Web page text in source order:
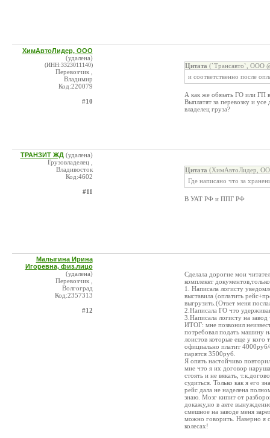
ХимАвтоЛидер, ООО
(удалена)
(ИНН:3323011140)
Перевозчик ,
Владимир
Код:220079
#10
Цитата (`Трансавто`, ООО
и соответственно после
А как же обязать ГО или ГП
Выплатят за перевозку и
владелец груза?
ТРАНЗИТ ЖД (удалена)
Грузовладелец ,
Владивосток
Код:4602
#11
Цитата (ХимАвтоЛидер,
Где написано что за
В УАТ РФ и ППГ РФ
Малыгина Ирина
Игоревна, физ.лицо
(удалена)
Перевозчик ,
Волгоград
Код:2357313
#12
Сделала дорогие мои
комплеккт
1. Написала логисту
выставила (оплатить
выгрузить.(Ответ меня
2.Написала ГО что
3.Написала логисту на завод
ИТОГ: мне позвонил
потребовал подать машину
лоистов которые еще у кого
официально платит
парятся 3500руб.
Я опять настойчиво
мне что я их договор
стоять и не вякать,
судиться. Только как я его
рейс дала не наделена
знаю. Мозг кипит от
докажу,но в акте
смешное на заводе меня
можно говорить. Наверно я
колесах!